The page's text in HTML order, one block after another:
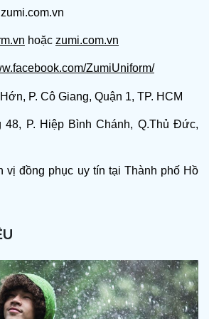
hoặc zumi.com.vn
ZumiUniform/
P. Cô Giang, Quận 1, TP. HCM
P. Hiệp Bình Chánh, Q.Thủ Đức,
vị đồng phục uy tín tại Thành phố Hồ